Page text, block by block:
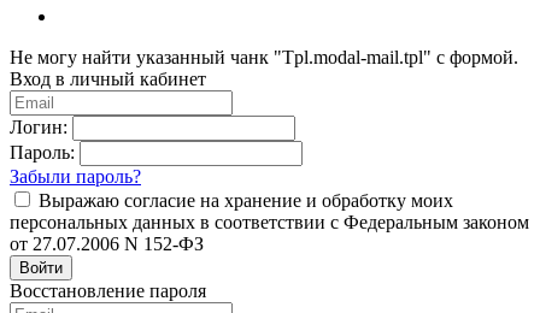
Не могу найти указанный чанк "Tpl.modal-mail.tpl" с формой.
Вход в личный кабинет
Логин:
Пароль:
Забыли пароль?
Выражаю согласие на хранение и обработку моих
персональных данных в соответствии с Федеральным законом
от 27.07.2006 N 152-ФЗ
Войти
Восстановление пароля